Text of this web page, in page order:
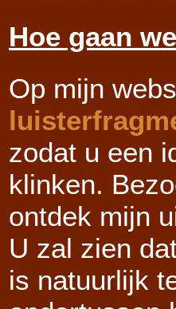
Hoe gaan
Op mijn
zodat u een
klinken.
ontdek mijn
U zal zien
is natuurlijk